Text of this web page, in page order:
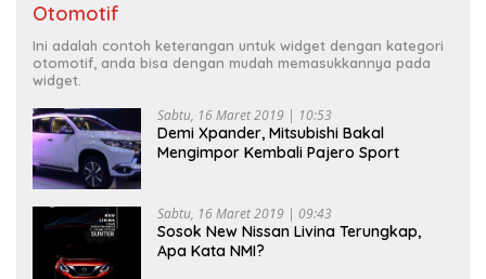
Otomotif
Ini adalah contoh keterangan untuk widget dengan kategori
otomotif, anda bisa dengan mudah memasukkannya pada
widget.
Sabtu, 16 Maret 2019 | 10:53
Demi Xpander, Mitsubishi Bakal
Mengimpor Kembali Pajero Sport
Sabtu, 16 Maret 2019 | 09:43
Sosok New Nissan Livina Terungkap,
Apa Kata NMI?